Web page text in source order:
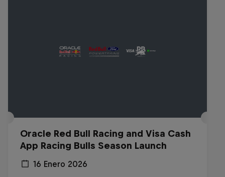
Oracle Red Bull Racing and Visa Cash
App Racing Bulls Season Launch
16 Enero 2026